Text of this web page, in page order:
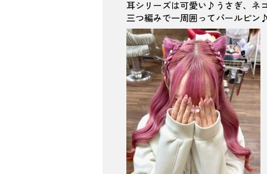
耳シリーズは可愛い♪うさぎ、ネ
三つ編みで一周囲ってパールピン♪